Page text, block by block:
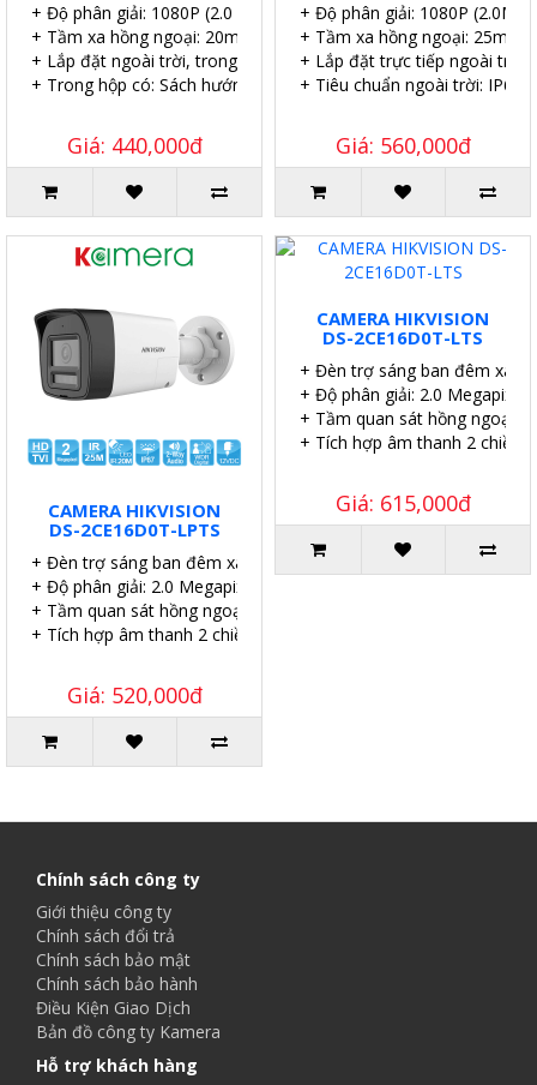
+ Độ phân giải: 1080P (2.0 MP).
+ Tầm xa hồng ngoại: 20m.
+ Lắp đặt ngoài trời, trong nhà.
+ Trong hộp có: Sách hướng dẫn, Ốc vít tắc kê.
Giá: 440,000đ
+ Độ phân giải: 1080P (2.0MP).
+ Tầm xa hồng ngoại: 25m.
+ Lắp đặt trực tiếp ngoài trời.
+ Tiêu chuẩn ngoài trời: IP67.
Giá: 560,000đ
CAMERA HIKVISION
DS-2CE16D0T-LPTS
+ Đèn trợ sáng ban đêm xa 20 mét
+ Độ phân giải: 2.0 Megapixel.
+ Tầm quan sát hồng ngoại: 25 mét.
+ Tích hợp âm thanh 2 chiều.
Giá: 520,000đ
CAMERA HIKVISION
DS-2CE16D0T-LTS
+ Đèn trợ sáng ban đêm xa
+ Độ phân giải: 2.0 Megapixel.
+ Tầm quan sát hồng ngoại:
+ Tích hợp âm thanh 2 chiều.
Giá: 615,000đ
Chính sách công ty
Giới thiệu công ty
Chính sách đổi trả
Chính sách bảo mật
Chính sách bảo hành
Điều Kiện Giao Dịch
Bản đồ công ty Kamera
Hỗ trợ khách hàng